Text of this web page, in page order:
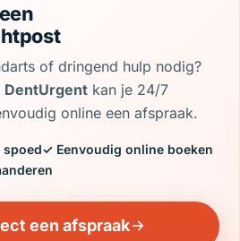
of dringend hulp nodig?
DentUrgent kan je 24/7
online een afspraak.
✓ Eenvoudig online boeken
een afspraak